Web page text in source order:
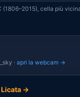
cella più
·apri la webcam →
Licata →